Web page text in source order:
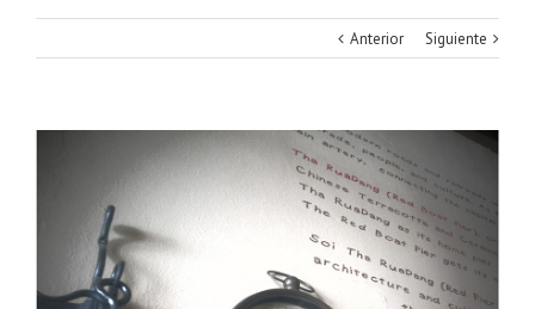
Anterior Siguiente